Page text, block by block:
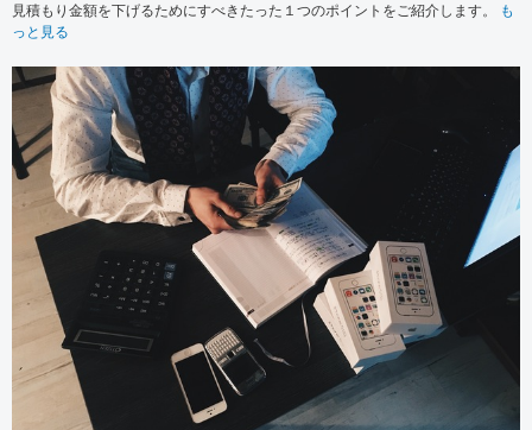
見積もり金額を下げるためにすべきたった１つのポイントをご紹介します。
も
っと見る